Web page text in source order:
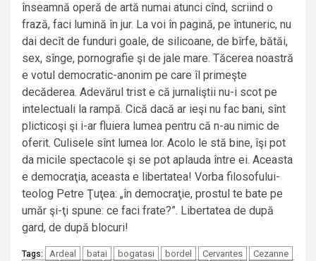
înseamnă operă de artă numai atunci cînd, scriind o
frază, faci lumină în jur. La voi în pagină, pe întuneric, nu
dai decît de funduri goale, de silicoane, de bîrfe, bătăi,
sex, sînge, pornografie şi de jale mare. Tăcerea noastră
e votul democratic-anonim pe care îl primeşte
decăderea. Adevărul trist e că jurnaliştii nu-i scot pe
intelectuali la rampă. Cică dacă ar ieşi nu fac bani, sînt
plicticoşi şi i-ar fluiera lumea pentru că n-au nimic de
oferit. Culisele sînt lumea lor. Acolo le stă bine, îşi pot
da micile spectacole şi se pot aplauda între ei. Aceasta
e democraţia, aceasta e libertatea! Vorba filosofului-
teolog Petre Ţuţea: „în democraţie, prostul te bate pe
umăr şi-ţi spune: ce faci frate?”. Libertatea de după
gard, de după blocuri!
Tags: Ardeal batai bogatasi bordel Cervantes
Cezanne